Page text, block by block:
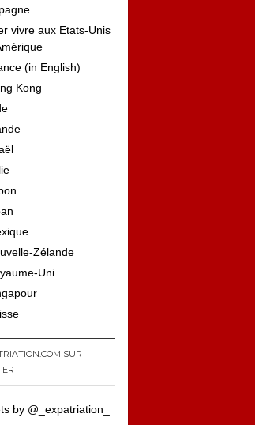
vivre aux Etats-Unis
(in English)
Kong
Zélande
Uni
SUR
by @_expatriation_